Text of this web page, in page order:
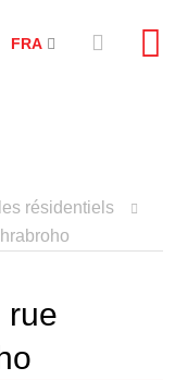
FRA
résidentiels
rue